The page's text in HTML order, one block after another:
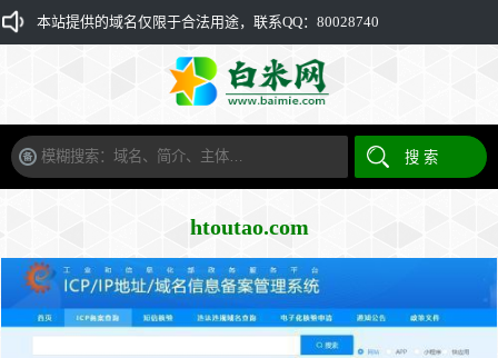
本站提供的域名仅限于合法用途，联系QQ：80028740
htoutao.com